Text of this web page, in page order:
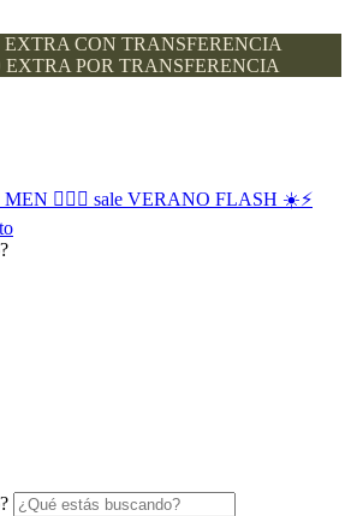
CON TRANSFERENCIA
EXTRA POR TRANSFERENCIA
MEN 🙋🏽‍♂️ sale VERANO FLASH ☀️⚡️